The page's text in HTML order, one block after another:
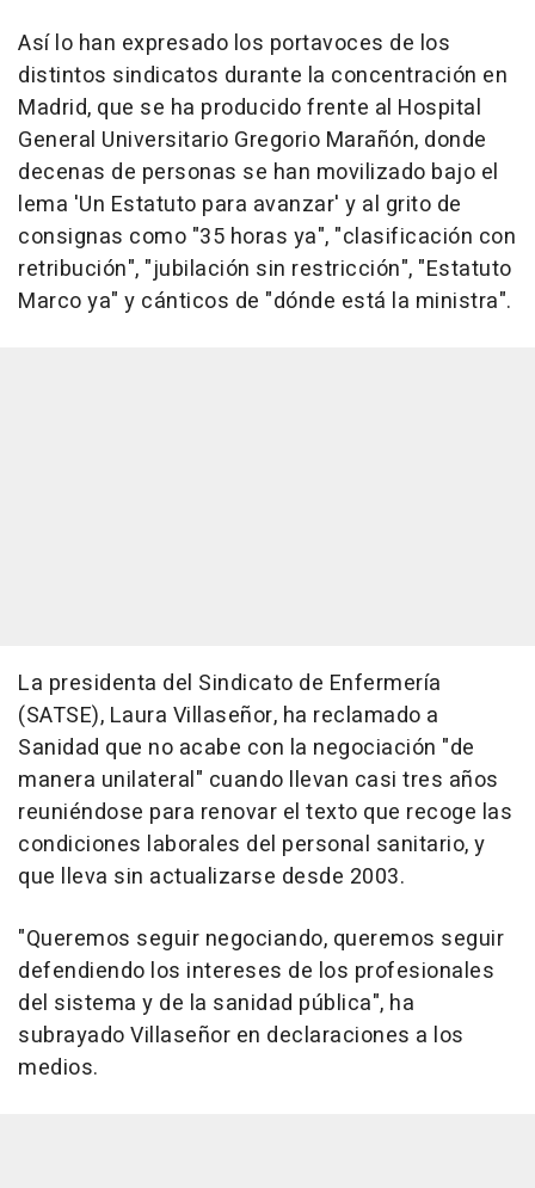
Así lo han expresado los portavoces de los
distintos sindicatos durante la concentración en
Madrid, que se ha producido frente al Hospital
General Universitario Gregorio Marañón, donde
decenas de personas se han movilizado bajo el
lema 'Un Estatuto para avanzar' y al grito de
consignas como "35 horas ya", "clasificación con
retribución", "jubilación sin restricción", "Estatuto
Marco ya" y cánticos de "dónde está la ministra".
La presidenta del Sindicato de Enfermería
(SATSE), Laura Villaseñor, ha reclamado a
Sanidad que no acabe con la negociación "de
manera unilateral" cuando llevan casi tres años
reuniéndose para renovar el texto que recoge las
condiciones laborales del personal sanitario, y
que lleva sin actualizarse desde 2003.
"Queremos seguir negociando, queremos seguir
defendiendo los intereses de los profesionales
del sistema y de la sanidad pública", ha
subrayado Villaseñor en declaraciones a los
medios.